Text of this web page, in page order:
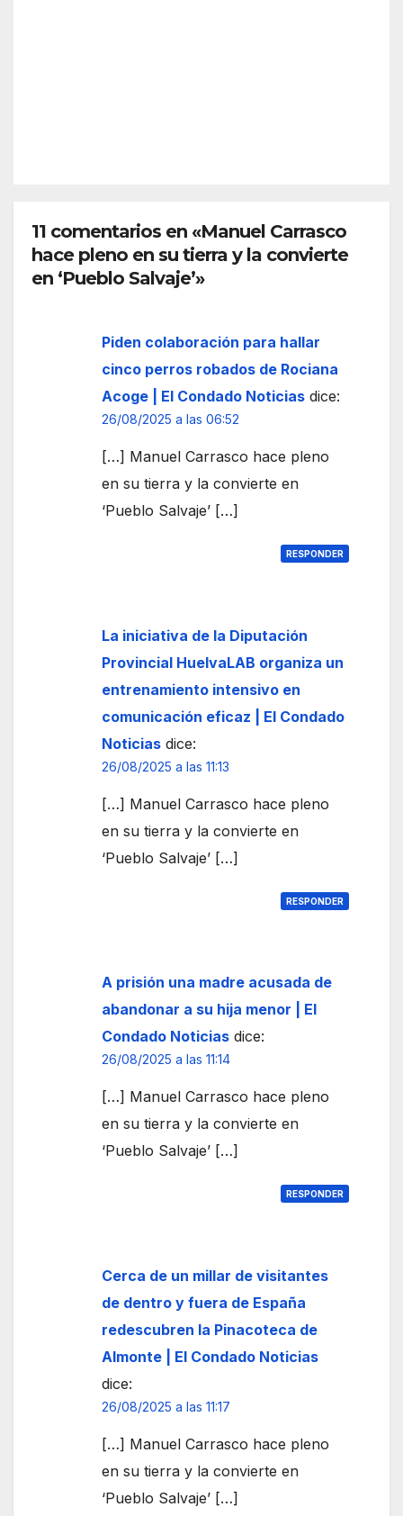
Ceut
a
peo
11 comentarios en «Manuel Carrasco
hace pleno en su tierra y la convierte
en ‘Pueblo Salvaje’»
Piden colaboración para hallar
cinco perros robados de Rociana
Acoge | El Condado Noticias dice:
26/08/2025 a las 06:52
[…] Manuel Carrasco hace pleno
en su tierra y la convierte en
‘Pueblo Salvaje’ […]
RESPONDER
La iniciativa de la Diputación
Provincial HuelvaLAB organiza un
entrenamiento intensivo en
comunicación eficaz | El Condado
Noticias dice:
26/08/2025 a las 11:13
[…] Manuel Carrasco hace pleno
en su tierra y la convierte en
‘Pueblo Salvaje’ […]
RESPONDER
A prisión una madre acusada de
abandonar a su hija menor | El
Condado Noticias dice:
26/08/2025 a las 11:14
[…] Manuel Carrasco hace pleno
en su tierra y la convierte en
‘Pueblo Salvaje’ […]
RESPONDER
Cerca de un millar de visitantes
de dentro y fuera de España
redescubren la Pinacoteca de
Almonte | El Condado Noticias
dice:
26/08/2025 a las 11:17
[…] Manuel Carrasco hace pleno
en su tierra y la convierte en
‘Pueblo Salvaje’ […]